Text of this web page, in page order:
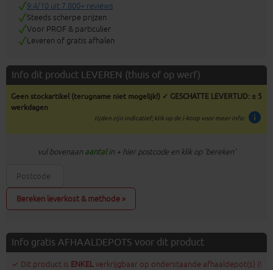
9.4/10 uit 7.800+ reviews
Steeds scherpe prijzen
Voor PROF & particulier
Leveren of gratis afhalen
Info dit product LEVEREN (thuis of op werf)
Geen stockartikel (terugname niet mogelijk!) ✓ GESCHATTE LEVERTIJD: ± 5
werkdagen
info
tijden zijn indicatief; klik op de i-knop voor meer info:
vul bovenaan aantalin + hier postcode en klik op 'bereken'
Bereken leverkost & methode »
Info gratis AFHAALDEPOTS voor dit product
✓ Dit product is ENKELverkrijgbaar op onderstaande afhaaldepot(s) (!